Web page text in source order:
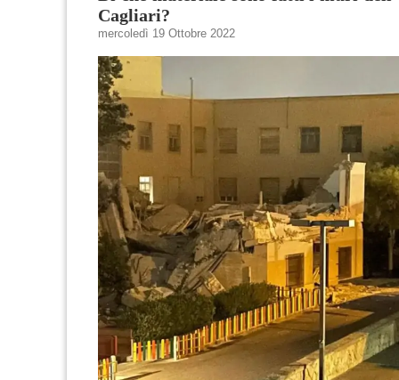
Cagliari?
mercoledì 19 Ottobre 2022